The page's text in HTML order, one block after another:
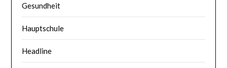
Gesundheit
Hauptschule
Headline